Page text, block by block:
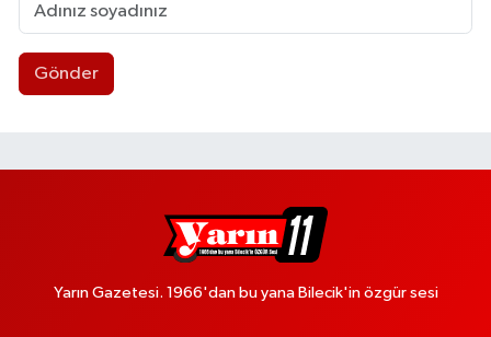
Gönder
Yarın Gazetesi. 1966'dan bu yana Bilecik'in özgür sesi